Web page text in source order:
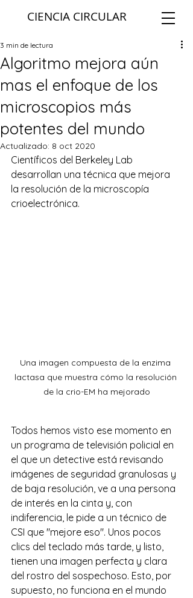
CIENCIA CIRCULAR
Algoritmo mejora aún
mas el enfoque de los
microscopios más
potentes del mundo
3 min de lectura
Actualizado: 8 oct 2020
Científicos del Berkeley Lab
desarrollan una técnica que mejora
la resolución de la microscopía
crioelectrónica.
Una imagen compuesta de la enzima
lactasa que muestra cómo la resolución
de la crio-EM ha mejorado
Todos hemos visto ese momento en
un programa de televisión policial en
el que un detective está revisando
imágenes de seguridad granulosas y
de baja resolución, ve a una persona
de interés en la cinta y, con
indiferencia, le pide a un técnico de
CSI que "mejore eso". Unos pocos
clics del teclado más tarde, y listo,
tienen una imagen perfecta y clara
del rostro del sospechoso. Esto, por
supuesto, no funciona en el mundo